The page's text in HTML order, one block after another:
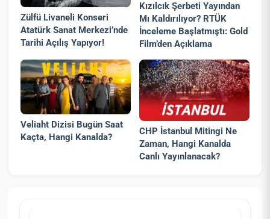
Zülfü Livaneli Konseri
Atatürk Sanat Merkezi’nde
Tarihi Açılış Yapıyor!
Kızılcık Şerbeti Yayından
Mı Kaldırılıyor? RTÜK
İnceleme Başlatmıştı: Gold
Film’den Açıklama
Veliaht Dizisi Bugün Saat
Kaçta, Hangi Kanalda?
CHP İstanbul Mitingi Ne
Zaman, Hangi Kanalda
Canlı Yayınlanacak?